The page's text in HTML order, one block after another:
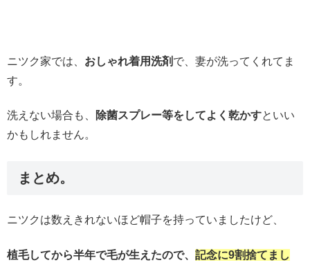
ニツク家では、 おしゃれ着用洗剤 で、妻が洗ってくれてま
す。
洗えない場合も、 除菌スプレー等をしてよく乾かすといい
かもしれません。
まとめ。
ニツクは数えきれないほど帽子を持っていましたけど、
植毛してから半年で毛が生えたので、 記念に9割捨てまし